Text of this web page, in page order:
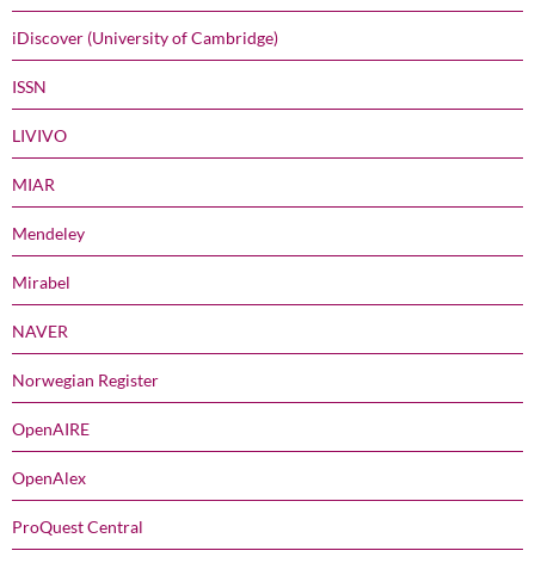
iDiscover (University of Cambridge)
ISSN
LIVIVO
MIAR
Mendeley
Mirabel
NAVER
Norwegian Register
OpenAIRE
OpenAlex
ProQuest Central